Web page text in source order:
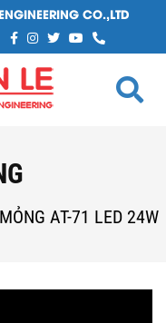
CO.,LTD
AT-71 LED 24W